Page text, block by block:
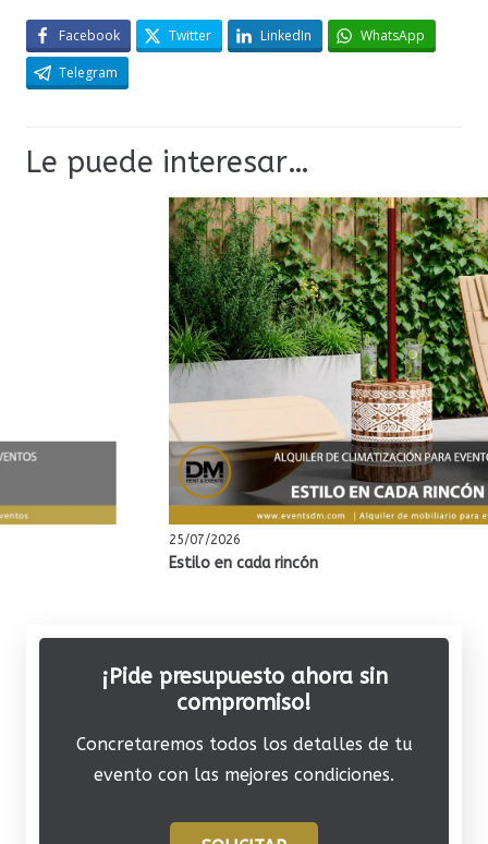
Facebook Twitter LinkedIn
WhatsApp
Telegram
Le puede interesar…
Estilo en cada rincón
¡Pide presupuesto ahora sin
compromiso!
Concretaremos todos los detalles de tu
evento con las mejores condiciones.